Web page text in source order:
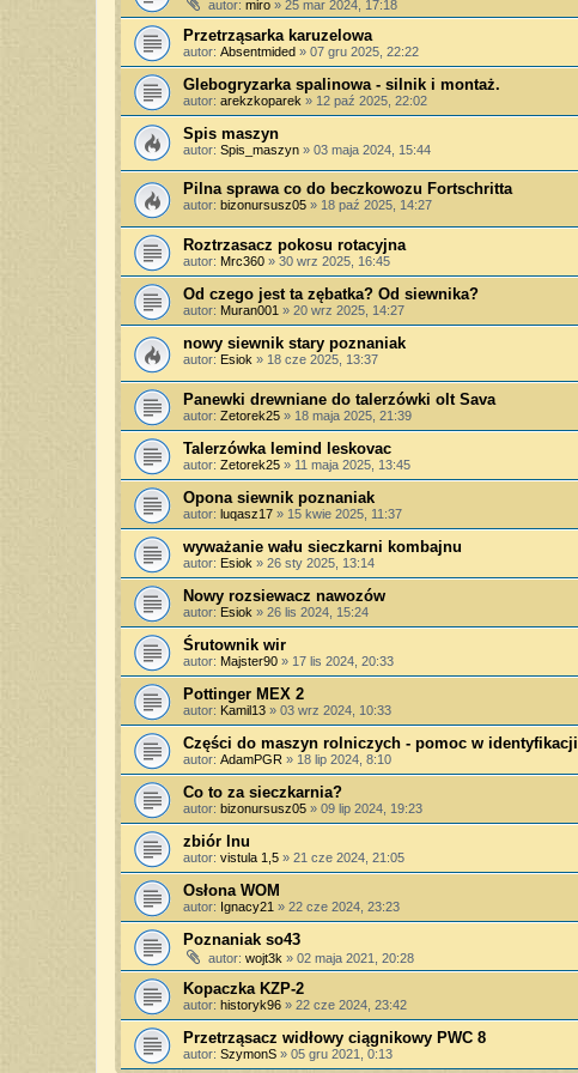
autor: miro » 25 mar 2024, 17:18
Przetrząsarka karuzelowa
autor: Absentmided » 07 gru 2025, 22:22
Glebogryzarka spalinowa - silnik i montaż.
autor: arekzkoparek » 12 paź 2025, 22:02
Spis maszyn
autor: Spis_maszyn » 03 maja 2024, 15:44
Pilna sprawa co do beczkowozu Fortschritta
autor: bizonursusz05 » 18 paź 2025, 14:27
Roztrzasacz pokosu rotacyjna
autor: Mrc360 » 30 wrz 2025, 16:45
Od czego jest ta zębatka? Od siewnika?
autor: Muran001 » 20 wrz 2025, 14:27
nowy siewnik stary poznaniak
autor: Esiok » 18 cze 2025, 13:37
Panewki drewniane do talerzówki olt Sava
autor: Zetorek25 » 18 maja 2025, 21:39
Talerzówka lemind leskovac
autor: Zetorek25 » 11 maja 2025, 13:45
Opona siewnik poznaniak
autor: luqasz17 » 15 kwie 2025, 11:37
wyważanie wału sieczkarni kombajnu
autor: Esiok » 26 sty 2025, 13:14
Nowy rozsiewacz nawozów
autor: Esiok » 26 lis 2024, 15:24
Śrutownik wir
autor: Majster90 » 17 lis 2024, 20:33
Pottinger MEX 2
autor: Kamil13 » 03 wrz 2024, 10:33
Części do maszyn rolniczych - pomoc w identyfikacji
autor: AdamPGR » 18 lip 2024, 8:10
Co to za sieczkarnia?
autor: bizonursusz05 » 09 lip 2024, 19:23
zbiór lnu
autor: vistula 1,5 » 21 cze 2024, 21:05
Osłona WOM
autor: Ignacy21 » 22 cze 2024, 23:23
Poznaniak so43
autor: wojt3k » 02 maja 2021, 20:28
Kopaczka KZP-2
autor: historyk96 » 22 cze 2024, 23:42
Przetrząsacz widłowy ciągnikowy PWC 8
autor: SzymonS » 05 gru 2021, 0:13